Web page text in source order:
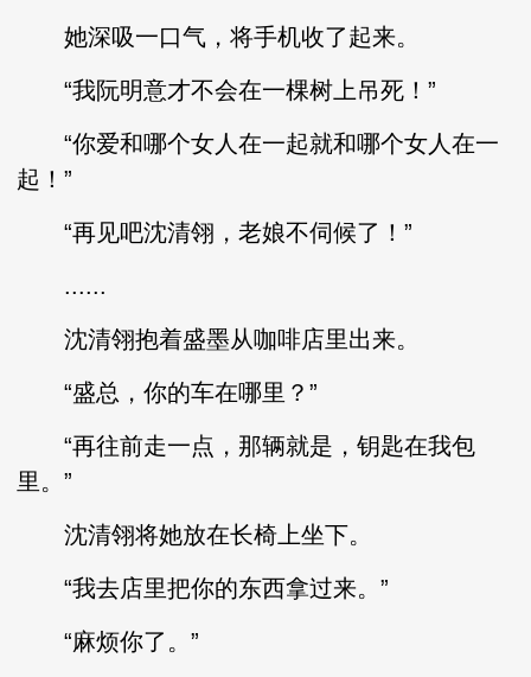
她深吸一口气，将手机收了起来。
“我阮明意才不会在一棵树上吊死！”
“你爱和哪个女人在一起就和哪个女人在一
起！”
“再见吧沈清翎，老娘不伺候了！”
......
沈清翎抱着盛墨从咖啡店里出来。
“盛总，你的车在哪里？”
“再往前走一点，那辆就是，钥匙在我包
里。”
沈清翎将她放在长椅上坐下。
“我去店里把你的东西拿过来。”
“麻烦你了。”